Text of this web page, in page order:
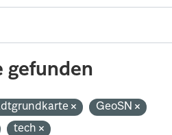
gefunden
GeoSN
tech